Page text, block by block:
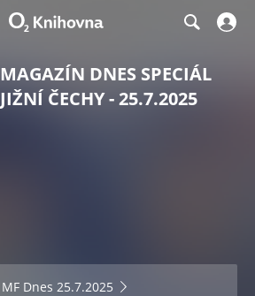
MAGAZÍN DNES SPECIÁL
JIŽNÍ ČECHY - 25.7.2025
MF Dnes 25.7.2025